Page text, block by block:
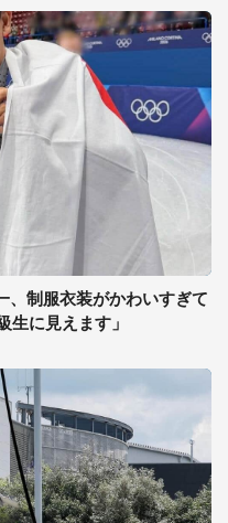
、制服衣装がかわいすぎて
生に見えます」